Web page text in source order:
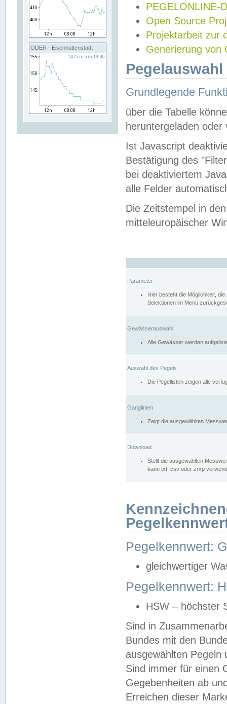
ODER - Eisenhüttenstadt
PEGELONLINE-
Open Source
Projektarbeit zur
Generierung von
Grundlegende
über die Tabelle
heruntergeladen oder
Ist Javascript
Bestätigung des
bei deaktiviertem
alle Felder
Die Zeitstempel in
mitteleuropäischer
Parameter
Hier besteht die Möglichkeit,
Selektionen im Menü
Gewässerauswahl
Alle Gewässer werden
Auswahl des Pegels
Die Pegellisten zeigen alle
Ganglinien
Zeigt die ausgewählten
Download
Stellt die ausgewählten
kann txt, csv oder zrxp
Pegelkennwert:
gleichwertiger
Pegelkennwert:
HSW – höchster
Sind in
Bundes mit den
ausgewählten
Sind immer für einen
Gegebenheiten ab
Erreichen dieser